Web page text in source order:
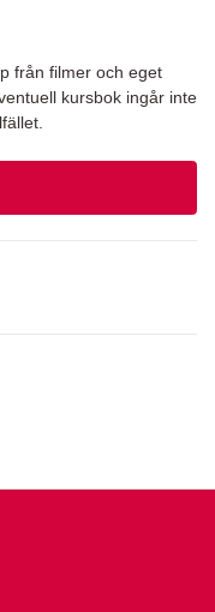
från filmer och eget
kursbok ingår inte